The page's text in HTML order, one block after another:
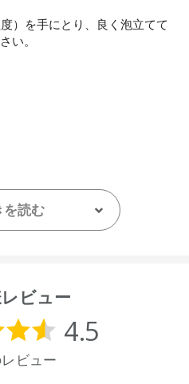
）を手にとり、良く泡立てて
い。
、デヒドロ酢酸
を読む
ビュー